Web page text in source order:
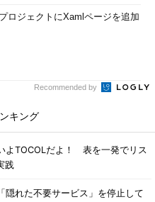
ロジェクトにXamlページを追加
Recommended by
キング
よTOCOLだよ！ 表を一発でリス
践
隠れた不要サービス」を停止して